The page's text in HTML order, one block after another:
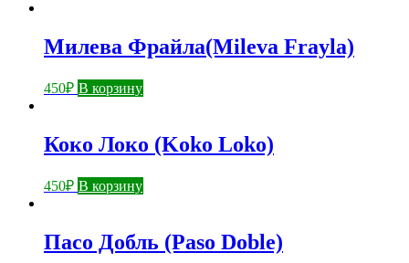
Милева Фрайла(Mileva Frayla)
450₽ В корзину
Коко Локо (Koko Loko)
450₽ В корзину
Пасо Добль (Paso Doble)